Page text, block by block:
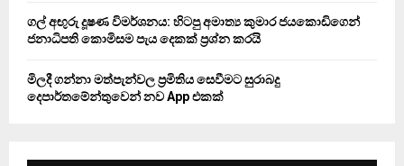
ගල් අඟුරු දූෂණ විමර්ශනය: හිටපු අමාත්‍ය කුමාර ජයකොඩිගෙන්
ජනාධිපති කොමිසම පැය දෙකක් ප්‍රශ්න කරයි
මිලදී ගන්නා මත්පැන්වල ප්‍රමිතිය සෙවීමට සුරාබදු
දෙපාර්තමේන්තුවෙන් නව App එකක්